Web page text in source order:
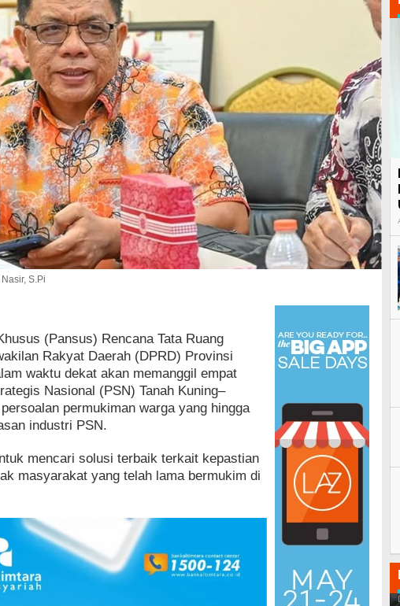
S.Pi
(Pansus) Rencana Tata Ruang
Rakyat Daerah (DPRD) Provinsi
waktu dekat akan memanggil empat
Nasional (PSN) Tanah Kuning–
permukiman warga yang hingga
industri PSN.
mencari solusi terbaik terkait kepastian
masyarakat yang telah lama bermukim di
ke Aksi, Demokrat
RT 12
Politik Juli 24, 2026
Lima dari Sepuluh Anggota
DPRD Kaltara “Berani” Dialog
Bersama PWI N…
Di Politik | September 17, 2025